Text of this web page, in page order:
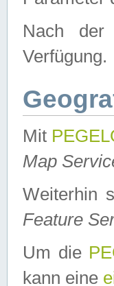
Nach der
Verfügung.
Mit
Map
Weiterhin
Feature
Um die
kann eine